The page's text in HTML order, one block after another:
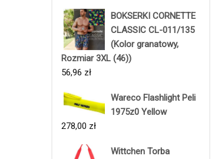
BOKSERKI CORNETTE
CLASSIC CL-011/135
(Kolor granatowy,
Rozmiar 3XL (46))
56,96 zł
Wareco Flashlight Peli
1975z0 Yellow
278,00 zł
Wittchen Torba